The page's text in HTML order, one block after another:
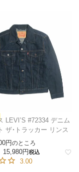
LEVI’S #72334 デニム
ザ・トラッカー リンス
のところ
15,980 税込
3.00